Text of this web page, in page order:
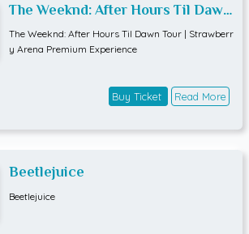
The Weeknd: After Hours Til Dawn
Tour | Strawberry Arena Premium
Experience
The Weeknd: After Hours Til Dawn Tour | Strawberr
y Arena Premium Experience
Buy Ticket Read More
Beetlejuice
Beetlejuice